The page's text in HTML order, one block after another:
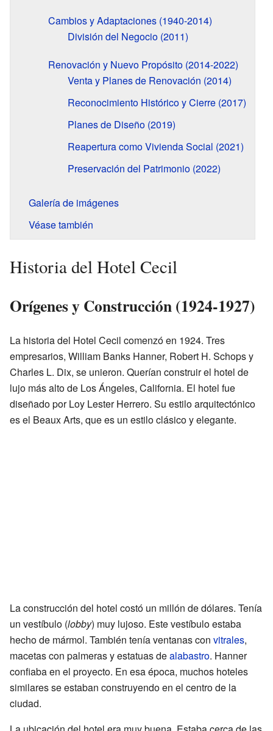
Cambios y Adaptaciones (1940-2014)
División del Negocio (2011)
Renovación y Nuevo Propósito (2014-2022)
Venta y Planes de Renovación (2014)
Reconocimiento Histórico y Cierre (2017)
Planes de Diseño (2019)
Reapertura como Vivienda Social (2021)
Preservación del Patrimonio (2022)
Galería de imágenes
Véase también
Historia del Hotel Cecil
Orígenes y Construcción (1924-1927)
La historia del Hotel Cecil comenzó en 1924. Tres
empresarios, William Banks Hanner, Robert H. Schops y
Charles L. Dix, se unieron. Querían construir el hotel de
lujo más alto de Los Ángeles, California. El hotel fue
diseñado por Loy Lester Herrero. Su estilo arquitectónico
es el Beaux Arts, que es un estilo clásico y elegante.
La construcción del hotel costó un millón de dólares. Tenía
un vestíbulo (lobby) muy lujoso. Este vestíbulo estaba
hecho de mármol. También tenía ventanas con vitrales,
macetas con palmeras y estatuas dealabastro. Hanner
confiaba en el proyecto. En esa época, muchos hoteles
similares se estaban construyendo en el centro de la
ciudad.